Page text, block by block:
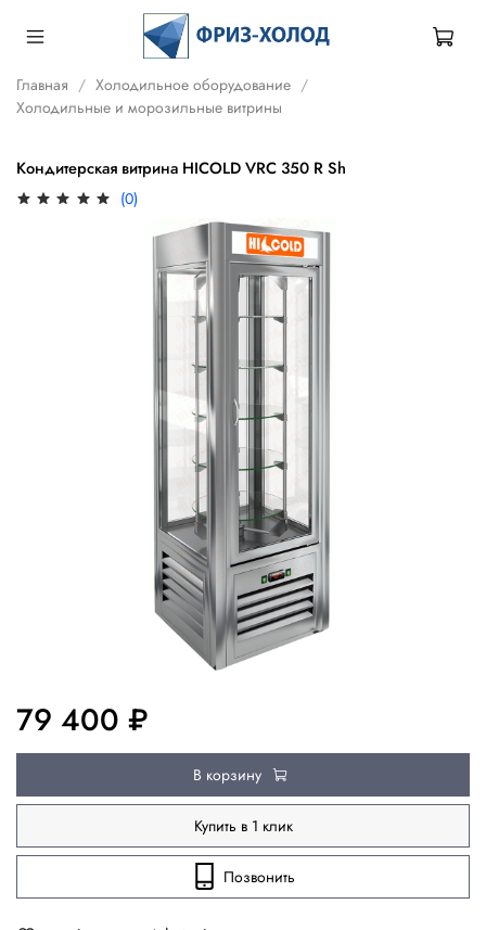
Главная
Холодильное оборудование
Холодильные и морозильные витрины
Кондитерская витрина HICOLD VRC 350 R Sh
(0)
79 400 ₽
В корзину
Купить в 1 клик
Позвонить